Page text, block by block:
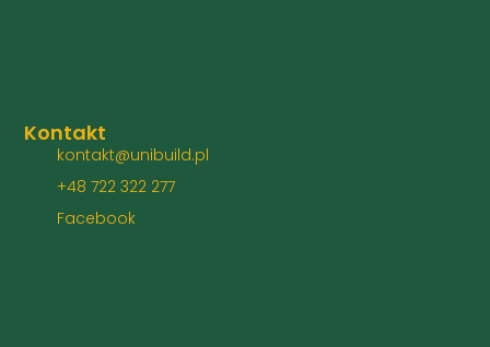
Kontakt
kontakt@unibuild.pl
+48 722 322 277
Facebook